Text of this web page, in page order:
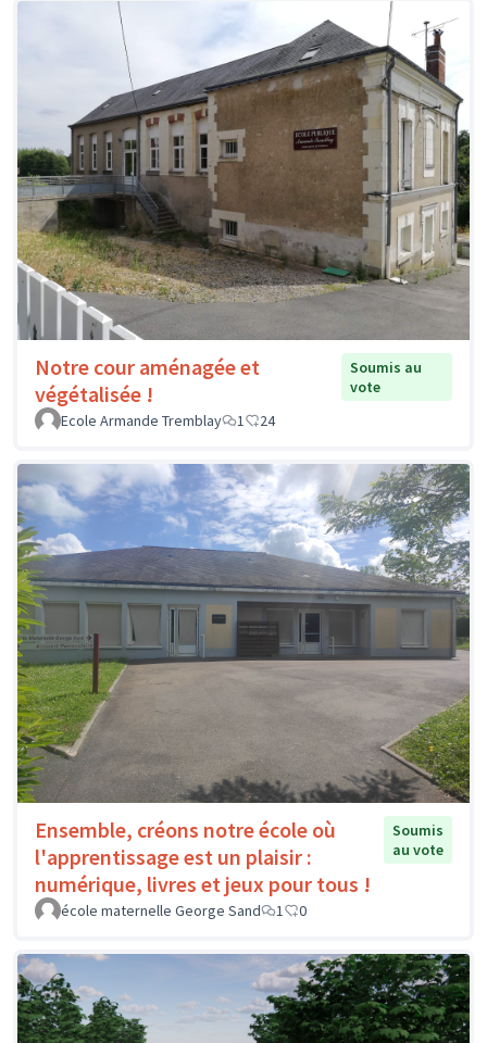
Notre cour aménagée et
végétalisée !
Soumis au
vote
Ecole Armande Tremblay
1 24
Ensemble, créons notre école où
l'apprentissage est un plaisir :
numérique, livres et jeux pour tous !
Soumis
au vote
école maternelle George Sand 1 0